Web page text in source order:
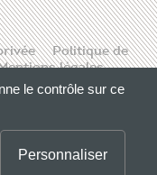
Politique de
légales
le contrôle sur ce
Personnaliser